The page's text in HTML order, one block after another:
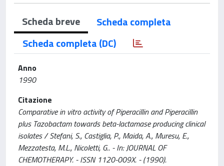
Scheda breve
Scheda completa
Scheda completa (DC)
Anno
1990
Citazione
Comparative in vitro activity of Piperacillin and Piperacillin
plus Tazobactam towards beta-lactamase producing clinical
isolates / Stefani, S., Castiglia, P., Maida, A., Muresu, E.,
Mezzatesta, M.L., Nicoletti, G.. - In: JOURNAL OF
CHEMOTHERAPY. - ISSN 1120-009X. - (1990).